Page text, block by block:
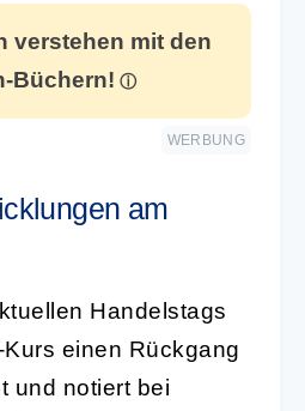
verstehen mit den
Büchern!
WERBUNG
am
Handelstags
einen Rückgang
und notiert bei